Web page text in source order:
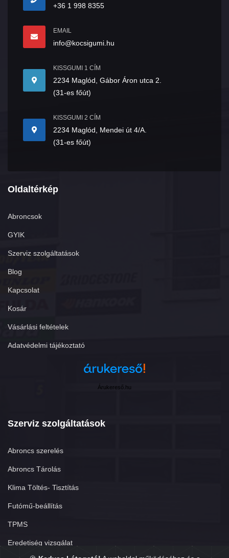
+36 1 998 8355
EMAIL
info@kocsigumi.hu
KISSGUMI 1 CÍM
2234 Maglód, Gábor Áron utca 2.
(31-es főút)
KISSGUMI 2 CÍM
2234 Maglód, Mendei út 4/A.
(31-es főút)
Oldaltérkép
Abroncsok
GYIK
Szerviz szolgáltatások
Blog
Kapcsolat
Kosár
Vásárlási feltételek
Adatvédelmi tájékoztató
Árukereső.hu
Szerviz szolgáltatások
Abroncs szerelés
Abroncs Tárolás
Klima Töltés- Tisztítás
Futómű-beállítás
TPMS
Eredetiség vizsgálat